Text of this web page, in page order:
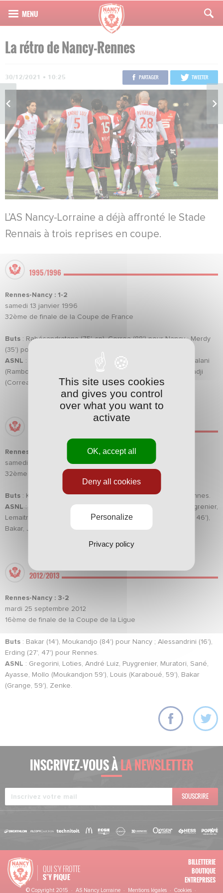
La rétro de Nancy-Rennes
30/12/2021 • 10:25 PARTAGER TWEETER
L’AS Nancy-Lorraine a déjà affronté le Stade
Rennais à trois reprises en coupe.
1995/1996
Rennes-Nancy : 1-2
samedi 13 janvier 1996
32ème de finale de la Coupe de France
Buts : Rabésandratana (75', sp), Correa (88') pour Nancy ; Merdy
(35') pour Rennes.
ASNL : Wimbée, Schemmel, Hognon, Fischer, Combe, Biancalani
(Rambo, 68'), Rabésandratana, Ouadah (Lecluse, 46'), M. Hadji
(Correa, 74'), Capiaux, Bonora.
Rennes-Nancy : 3-0
samedi 7 janvier 2012
32ème de finale de la Coupe de France
Buts : Kembo-Ekoko (22'), Féret (25'), Boukari (43') pour Rennes.
ASNL : Gregorini, Helder, Loties (Sami, 80'), André Luiz, Puygrenier,
Lemaitre (Brison, 76'), Sané, Karaboué, Moukandjo (Traoré, 46'),
Bakar, Jo-Gook.
2012/2013
Rennes-Nancy : 3-2
mardi 25 septembre 2012
16ème de finale de la Coupe de la Ligue
Buts : Bakar (14'), Moukandjo (84') pour Nancy ; Alessandrini (16'),
Erding (27', 47') pour Rennes.
ASNL : Gregorini, Loties, André Luiz, Puygrenier, Muratori, Sané,
Ayasse, Mollo (Moukandjon 59'), Louis (Karaboué, 59'), Bakar
(Grange, 59'), Zenke.
INSCRIVEZ-VOUS ÀLA NEWSLETTER
SOUSCRIRE
QUI S'Y FROTTE
S’Y PIQUE
BILLETTERIE
BOUTIQUE
ENTREPRISES
© Copyright 2015 · AS Nancy Lorraine · Mentions légales· Cookies·
This site uses cookies
and gives you control
over what you want to
activate
OK, accept all
Deny all cookies
Personalize
Privacy policy